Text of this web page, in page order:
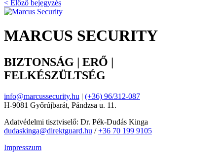
< Előző bejegyzés
MARCUS SECURITY
BIZTONSÁG | ERŐ |
FELKÉSZÜLTSÉG
info@marcussecurity.hu | (+36) 96/312-087
H-9081 Győrújbarát, Pándzsa u. 11.
Adatvédelmi tisztviselő: Dr. Pék-Dudás Kinga
dudaskinga@direktguard.hu /+36 70 199 9105
Impresszum